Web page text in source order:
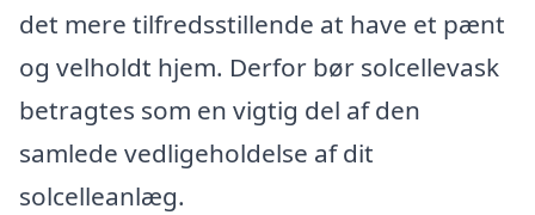
det mere tilfredsstillende at have et pænt
og velholdt hjem. Derfor bør solcellevask
betragtes som en vigtig del af den
samlede vedligeholdelse af dit
solcelleanlæg.